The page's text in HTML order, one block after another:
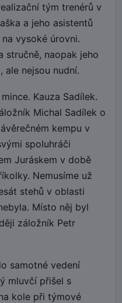
tým trenérů v
a jeho asistentů
vysoké úrovni.
stručně, naopak jeho
ale nejsou nudní.
Kauza Sadílek.
Michal Sadílek o
kempu v
spoluhráči
Juráskem v době
Nemusíme už
stehů v oblasti
Místo něj byl
záložník Petr
samotné vedení
mluvčí přišel s
kole při týmové